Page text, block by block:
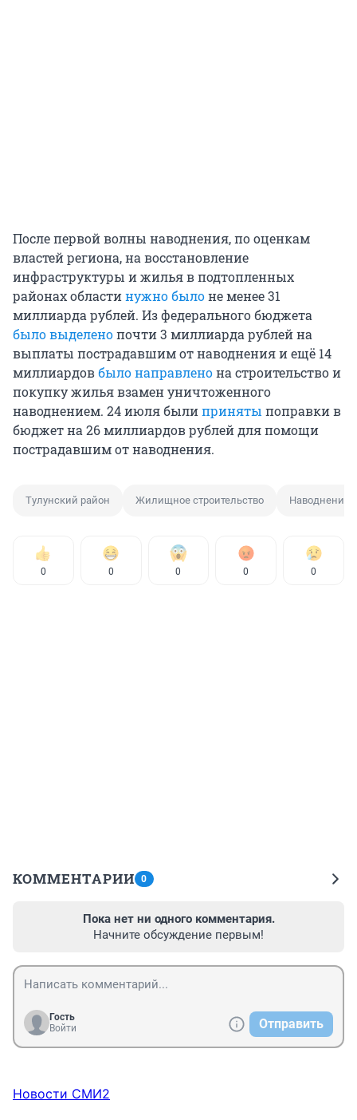
После первой волны наводнения, по оценкам
властей региона, на восстановление
инфраструктуры и жилья в подтопленных
районах областинужно былоне менее 31
миллиарда рублей. Из федерального бюджета
было выделенопочти 3 миллиарда рублей на
выплаты пострадавшим от наводнения и ещё 14
миллиардовбыло направленона строительство и
покупку жилья взамен уничтоженного
наводнением. 24 июля былиприняты поправки в
бюджет на 26 миллиардов рублей для помощи
пострадавшим от наводнения.
Тулунский район Жилищное строительство Наводнение
0 0 0 0 0
КОММЕНТАРИИ 0
Пока нет ни одного комментария.
Начните обсуждение первым!
Гость
Войти
Отправить
Новости СМИ2